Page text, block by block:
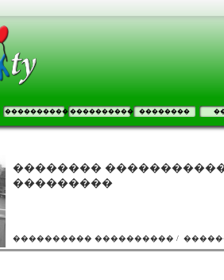
���������� ���������� ��������
��������
���������
���������� ���������� /